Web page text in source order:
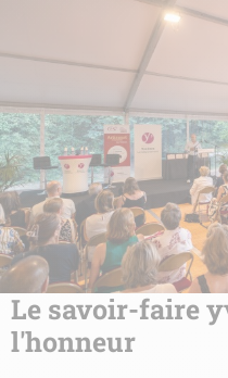
Le savoir-faire
l'honneur